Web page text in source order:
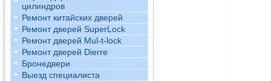
цилиндров
Ремонт китайских дверей
Ремонт дверей SuperLock
Ремонт дверей Mul-t-lock
Ремонт дверей Dierre
Бронедвери
Выезд специалиста